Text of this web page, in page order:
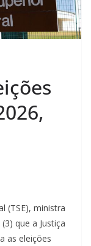
(TSE), ministra
que a Justiça
as eleições